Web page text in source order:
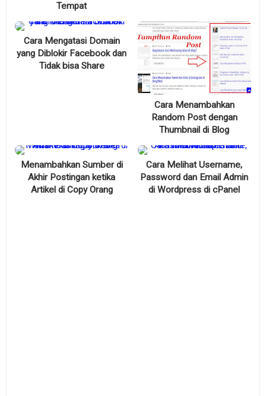
Tempat
Cara Mengatasi Domain
yang Diblokir Facebook dan
Tidak bisa Share
Cara Menambahkan
Random Post dengan
Thumbnail di Blog
Menambahkan Sumber di
Akhir Postingan ketika
Artikel di Copy Orang
Cara Melihat Username,
Password dan Email Admin
di Wordpress di cPanel